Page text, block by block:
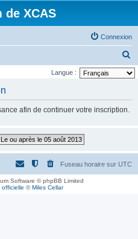
de XCAS
Connexion
e
h
Langue :
afin de continuer votre inscription.
Le ou après le 05 août 2013
Fuseau horaire sur UTC
Software © phpBB Limited
©Miles Cellar